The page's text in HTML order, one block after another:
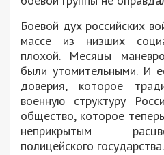
Боевой дух российских
массе из низших
плохой. Месяцы
были утомительными. И
доверия, которое
военную структуру
общество, которое
неприкрытым
полицейского государства.